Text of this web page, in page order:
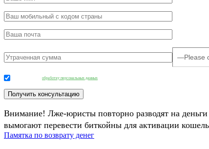
обработку персональных данных
Внимание! Лже-юристы повторно разводят на
вымогают перевести биткойны для активации
Памятка по возврату денег